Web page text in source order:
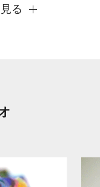
ンの経験も含め
る